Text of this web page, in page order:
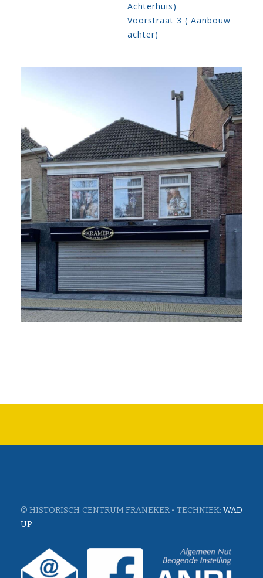
Achterhuis)
Voorstraat 3 ( Aanbouw
achter)
© HISTORISCH CENTRUM FRANEKER • TECHNIEK: WAD
UP